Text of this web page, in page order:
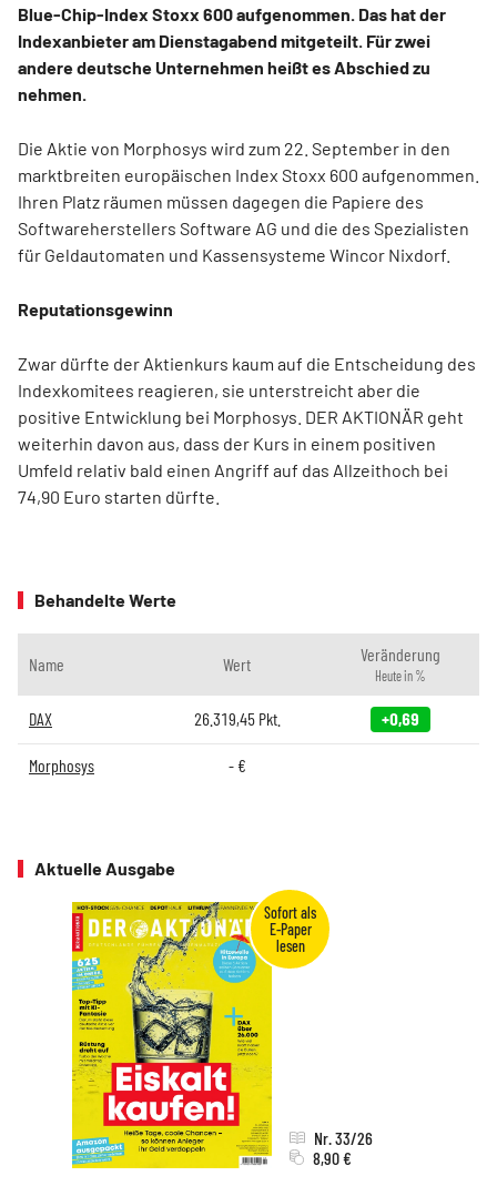
Blue-Chip-Index Stoxx 600 aufgenommen. Das hat der
Indexanbieter am Dienstagabend mitgeteilt. Für zwei
andere deutsche Unternehmen heißt es Abschied zu
nehmen.
Die Aktie von Morphosys wird zum 22. September in den
marktbreiten europäischen Index Stoxx 600 aufgenommen.
Ihren Platz räumen müssen dagegen die Papiere des
Softwareherstellers Software AG und die des Spezialisten
für Geldautomaten und Kassensysteme Wincor Nixdorf.
Reputationsgewinn
Zwar dürfte der Aktienkurs kaum auf die Entscheidung des
Indexkomitees reagieren, sie unterstreicht aber die
positive Entwicklung bei Morphosys. DER AKTIONÄR geht
weiterhin davon aus, dass der Kurs in einem positiven
Umfeld relativ bald einen Angriff auf das Allzeithoch bei
74,90 Euro starten dürfte.
Behandelte Werte
Name Wert Veränderung
Heute in %
DAX 26.319,45Pkt. +0,69
Morphosys -€
Aktuelle Ausgabe
Nr. 33/26
8,90 €